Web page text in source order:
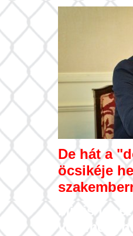
De hát a
öcsikéje
Mit is